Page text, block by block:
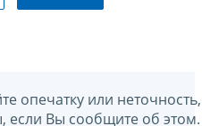
опечатку или неточность,
если Вы сообщите об этом.